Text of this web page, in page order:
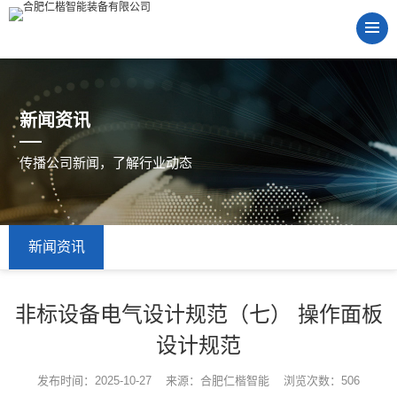
新闻资讯
传播公司新闻，了解行业动态
新闻资讯
非标设备电气设计规范（七） 操作面板
设计规范
发布时间：2025-10-27 来源：合肥仁楷智能 浏览次数：506